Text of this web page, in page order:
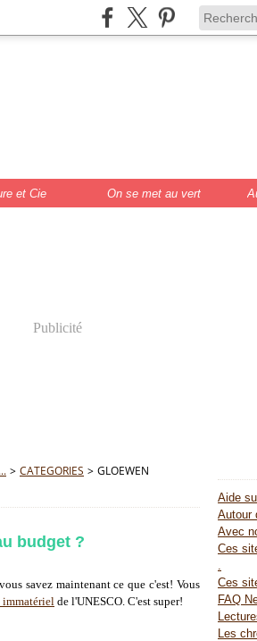
et Cie On se met au vert
Publicité
> CATEGORIES > GLOEWEN
budget ?
savez maintenant ce que c'est! Vous
de l'UNESCO. C'est super!
Aide
Autour
Avec
Ces
.
Ces
FAQ
Les